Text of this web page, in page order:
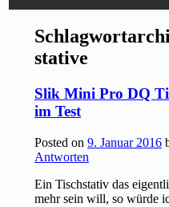
stative
Slik Mini Pro DQ
im Test
Posted on9. Januar 2016
Antworten
Ein Tischstativ das
mehr sein will, so würde